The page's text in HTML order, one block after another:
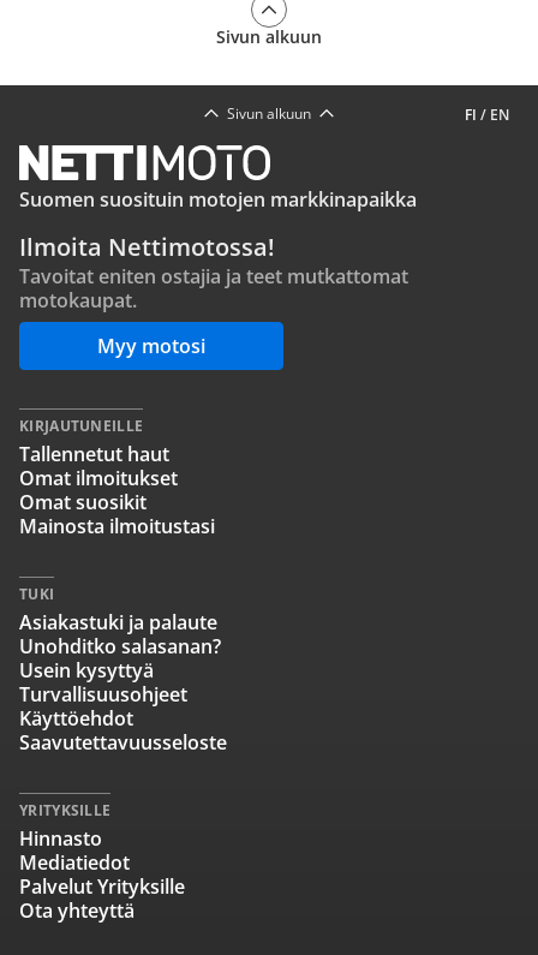
Sivun alkuun
FI / EN
Sivun alkuun
Suomen suosituin motojen markkinapaikka
Ilmoita Nettimotossa!
Tavoitat eniten ostajia ja teet mutkattomat
motokaupat.
Myy motosi
KIRJAUTUNEILLE
Tallennetut haut
Omat ilmoitukset
Omat suosikit
Mainosta ilmoitustasi
TUKI
Asiakastuki ja palaute
Unohditko salasanan?
Usein kysyttyä
Turvallisuusohjeet
Käyttöehdot
Saavutettavuusseloste
YRITYKSILLE
Hinnasto
Mediatiedot
Palvelut Yrityksille
Ota yhteyttä